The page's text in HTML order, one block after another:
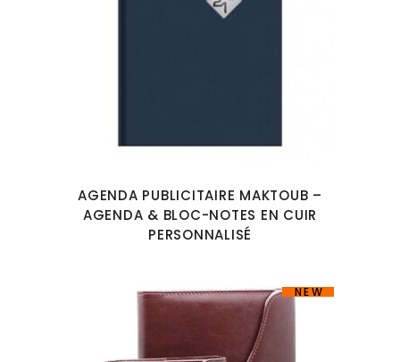
AGENDA PUBLICITAIRE MAKTOUB –
AGENDA & BLOC-NOTES EN CUIR
PERSONNALISÉ
NEW